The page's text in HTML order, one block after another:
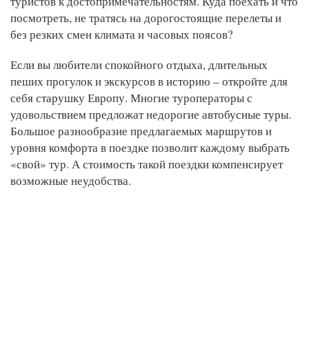
посмотреть, не тратясь на дорогостоящие перелеты и
без резких смен климата и часовых поясов?
Если вы любители спокойного отдыха, длительных
пеших прогулок и экскурсов в историю – откройте для
себя старушку Европу. Многие туроператоры с
удовольствием предложат недорогие автобусные туры.
Большое разнообразие предлагаемых маршрутов и
уровня комфорта в поездке позволит каждому выбрать
«свой» тур. А стоимость такой поездки компенсирует
возможные неудобства.